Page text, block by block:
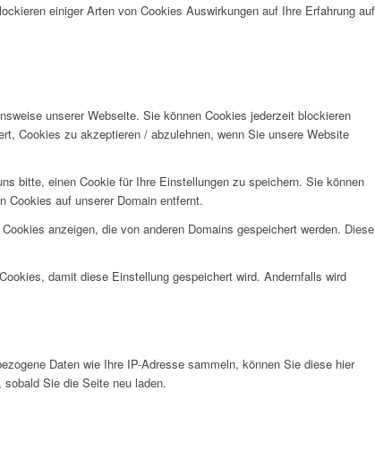
einiger Arten von Cookies Auswirkungen auf Ihre Erfahrung auf
unserer Webseite. Sie können Cookies jederzeit blockieren
Cookies zu akzeptieren / abzulehnen, wenn Sie unsere Website
bitte, einen Cookie für Ihre Einstellungen zu speichern. Sie können
Cookies auf unserer Domain entfernt.
anzeigen, die von anderen Domains gespeichert werden. Diese
damit diese Einstellung gespeichert wird. Andernfalls wird
Daten wie Ihre IP-Adresse sammeln, können Sie diese hier
Sie die Seite neu laden.